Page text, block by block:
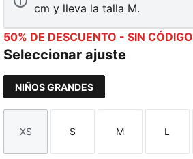
cm y lleva la talla M.
50% DE DESCUENTO - SIN CÓDIGO
Seleccionar ajuste
NIÑOS GRANDES
Talla
XS
Talla
S
Talla
M
Talla
L